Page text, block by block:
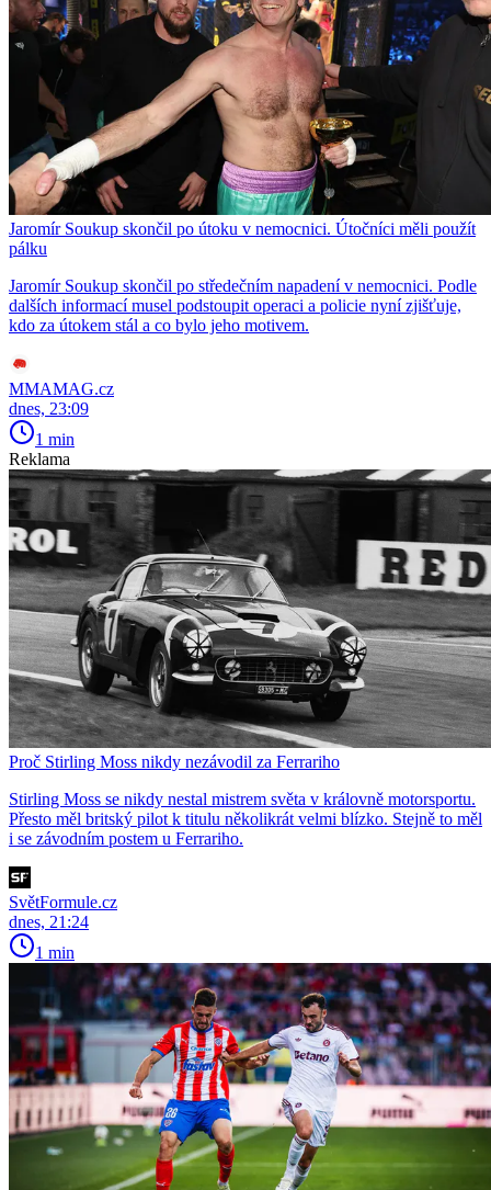
Jaromír Soukup skončil po útoku v nemocnici. Útočníci měli použít
pálku
Jaromír Soukup skončil po středečním napadení v nemocnici. Podle
dalších informací musel podstoupit operaci a policie nyní zjišťuje,
kdo za útokem stál a co bylo jeho motivem.
MMAMAG.cz
dnes, 23:09
1 min
Reklama
Proč Stirling Moss nikdy nezávodil za Ferrariho
Stirling Moss se nikdy nestal mistrem světa v královně motorsportu.
Přesto měl britský pilot k titulu několikrát velmi blízko. Stejně to měl
i se závodním postem u Ferrariho.
SvětFormule.cz
dnes, 21:24
1 min